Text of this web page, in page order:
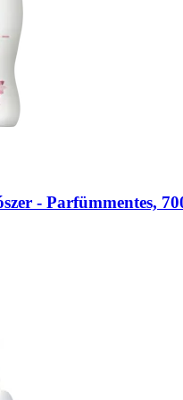
-​ Parfümmentes,